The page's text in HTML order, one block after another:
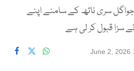
سری ناتھ کے سامنے اپنے
سزا قبول کر لی ہے
June 2, 2026